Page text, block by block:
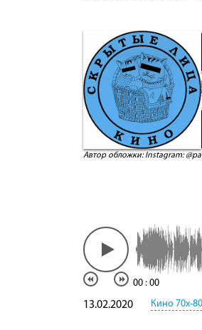
Автор обложки: Instagram:
00 : 00
13.02.2020 Кино 70х-